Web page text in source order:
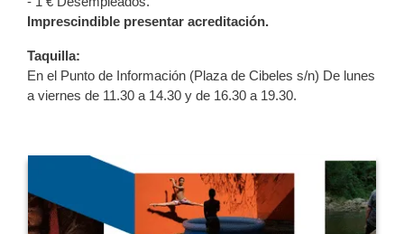
Imprescindible presentar acreditación.
Taquilla:
En el Punto de Información (Plaza de Cibeles s/n) De lunes
a viernes de 11.30 a 14.30 y de 16.30 a 19.30.